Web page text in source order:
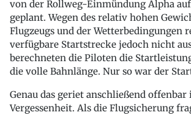
von der Rollweg-Einmündung Alpha
geplant. Wegen des relativ hohen
Flugzeugs und der Wetterbedingungen
verfügbare Startstrecke jedoch nicht
berechneten die Piloten die
die volle Bahnlänge. Nur so war der
Genau das geriet anschließend offenbar
Vergessenheit. Als die Flugsicherung